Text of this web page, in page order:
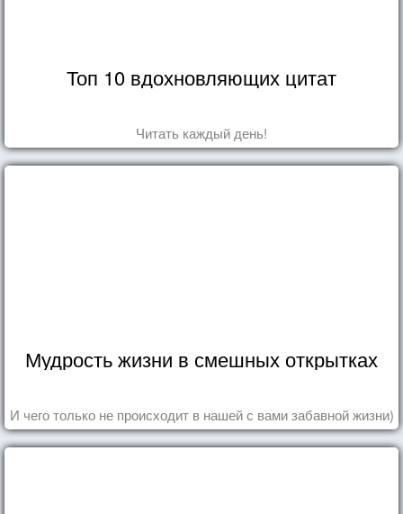
Топ 10 вдохновляющих цитат
Читать каждый день!
Мудрость жизни в смешных открытках
И чего только не происходит в нашей с вами забавной жизни)